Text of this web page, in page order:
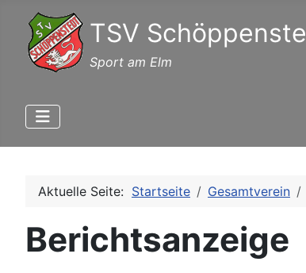
TSV
Sport am Elm
Aktuelle Seite: Startseite Gesamtverein
Berichtsanzeige